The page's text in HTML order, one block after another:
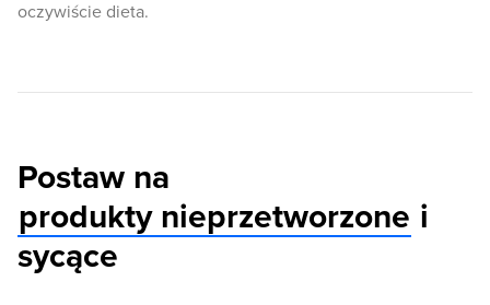
oczywiście dieta.
Postaw na
produkty nieprzetworzone i
sycące